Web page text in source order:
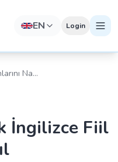
EN Login
Nasıl
İngilizce Fiil